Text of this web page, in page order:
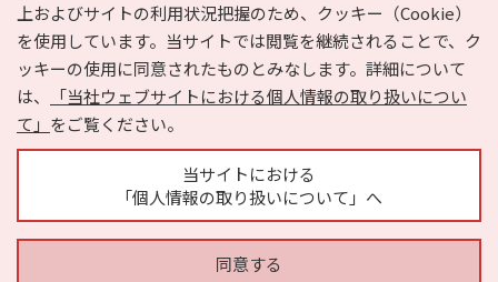
上およびサイトの利用状況把握のため、クッキー（Cookie）
を使用しています。当サイトでは閲覧を継続されることで、ク
ッキーの使用に同意されたものとみなします。詳細について
は、
「当社ウェブサイトにおける個人情報の取り扱いについ
て」 をご覧ください。
当サイトにおける
「個人情報の取り扱いについて」へ
同意する
e-NAVITA（イーナビタ）とは？ お気に入り
ヘルプ
利用規約
個人情報の取り扱いについて
運営会社
サイトマップ
広告掲載に関するお問い合わせ